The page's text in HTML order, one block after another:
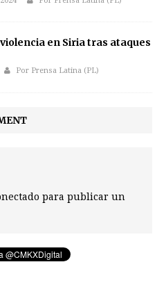
en Siria tras ataques
Por Prensa Latina (PL)
para publicar un